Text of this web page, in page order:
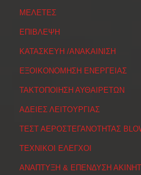
ΜΕΛΕΤΕΣ
ΕΠΙΒΛΕΨΗ
ΚΑΤΑΣΚΕΥΗ /ΑΝΑΚΑΙΝΙΣΗ
ΕΞΟΙΚΟΝΟΜΗΣΗ ΕΝΕΡΓΕΙΑΣ
ΤΑΚΤΟΠΟΙΗΣΗ ΑΥΘΑΙΡΕΤΩΝ
ΑΔΕΙΕΣ ΛΕΙΤΟΥΡΓΙΑΣ
ΤΕΣΤ ΑΕΡΟΣΤΕΓΑΝΟΤΗΤΑΣ
ΤΕΧΝΙΚΟΙ ΕΛΕΓΧΟΙ
ΑΝΑΠΤΥΞΗ & ΕΠΕΝΔΥΣΗ